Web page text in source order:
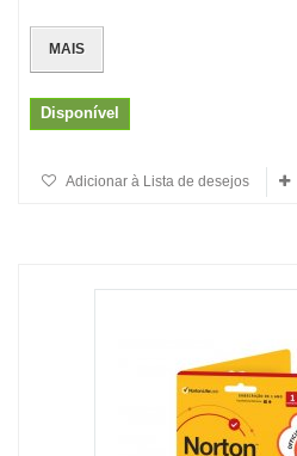
MAIS
Disponível
Adicionar à Lista de desejos